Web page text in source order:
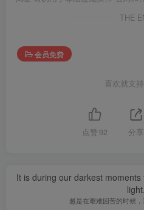
THE
会员免费
喜欢就支
点赞 92 分享
It is during our darkest
light.
越是在艰难困苦的时候